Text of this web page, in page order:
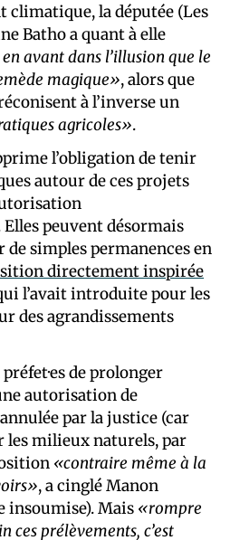
climatique, la députée (Les
Batho a quant à elle
avant dans l’illusion que le
magique», alors que
à l’inverse un
agricoles».
l’obligation de tenir
autour de ces projets
peuvent désormais
de simples permanences en
directement inspirée
l’avait introduite pour les
des agrandissements
de prolonger
autorisation de
par la justice (car
les milieux naturels, par
«contraire même à la
, a cinglé Manon
insoumise). Mais «rompre
ces prélèvements, c’est